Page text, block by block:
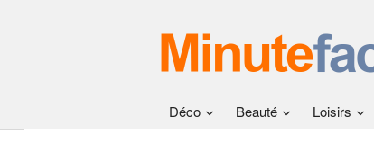
Déco Beauté Loisirs